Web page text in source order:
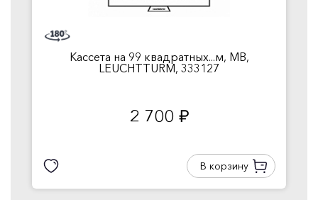
Кассета на 99 квадратных...м, MB,
LEUCHTTURM, 333127
2 700 руб.
В корзину